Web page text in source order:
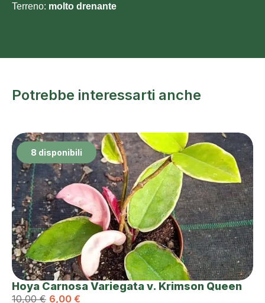
Terreno: molto drenante
Potrebbe interessarti anche
8 disponibili
Hoya Carnosa Variegata v. Krimson Queen
10,00€ 6,00 €